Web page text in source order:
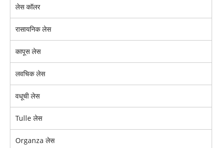
लेस कॉलर
रासायनिक लेस
कापूस लेस
लवचिक लेस
वधूची लेस
Tulle लेस
Organza लेस